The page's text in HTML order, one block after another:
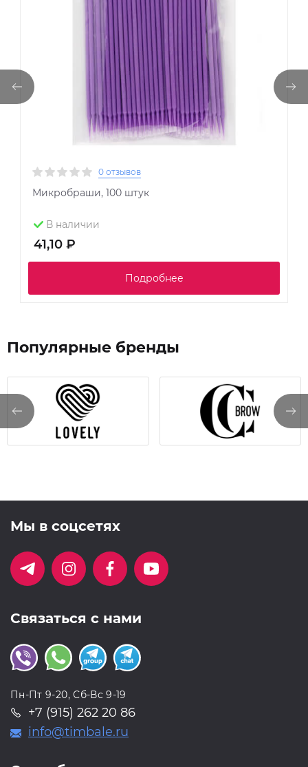
0 отзывов
Микробраши, 100 штук
В наличии
41,10 ₽
Подробнее
Популярные бренды
Мы в соцсетях
Связаться с нами
Пн-Пт 9-20, Сб-Вс 9-19
+7 (915) 262 20 86
info@timbale.ru